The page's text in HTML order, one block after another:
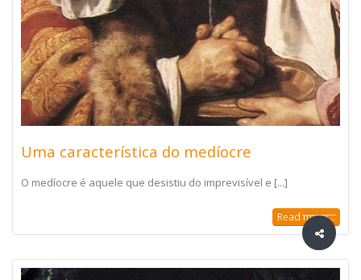
Uma característica do medíocre
O medíocre é aquele que desistiu do imprevisível e [...]
Read more...